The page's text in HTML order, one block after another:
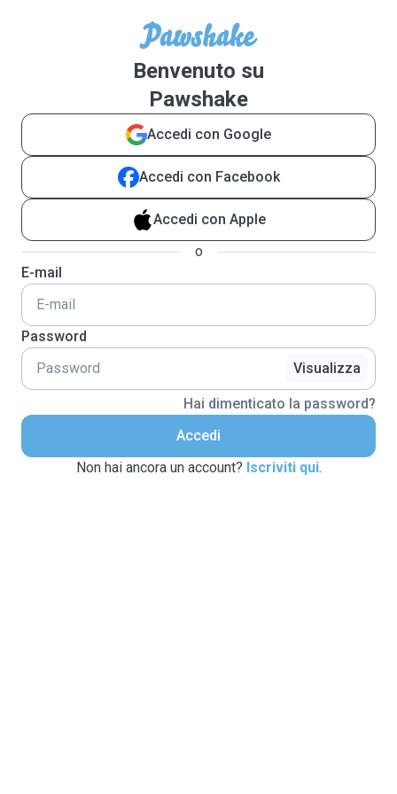
Benvenuto su
Pawshake
Accedi con Google
Accedi con Facebook
Accedi con Apple
o
E-mail
Password
Visualizza
Hai dimenticato la password?
Accedi
Non hai ancora un account? Iscriviti qui.